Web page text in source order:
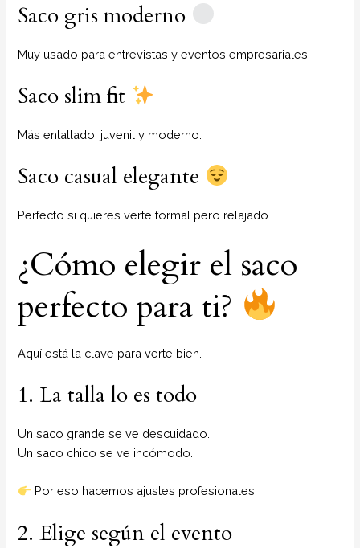
Saco gris moderno
Muy usado para entrevistas y eventos empresariales.
Saco slim fit
Más entallado, juvenil y moderno.
Saco casual elegante
Perfecto si quieres verte formal pero relajado.
¿Cómo elegir el saco
perfecto para ti?
Aquí está la clave para verte bien.
1. La talla lo es todo
Un saco grande se ve descuidado.
Un saco chico se ve incómodo.
Por eso hacemos ajustes profesionales.
2. Elige según el evento